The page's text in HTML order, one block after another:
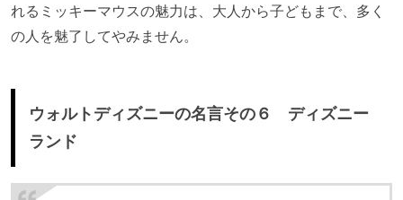
れるミッキーマウスの魅力は、大人から子どもまで、多く
の人を魅了してやみません。
ウォルトディズニーの名言その６ ディズニー
ランド